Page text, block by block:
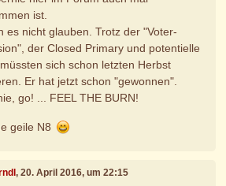
ist.
es nicht glauben. Trotz der "Voter-
der Closed Primary und potentielle
sich schon letzten Herbst
Er hat jetzt schon "gewonnen".
go! ... FEEL THE BURN!
geile N8
, 20. April 2016, um 22:15